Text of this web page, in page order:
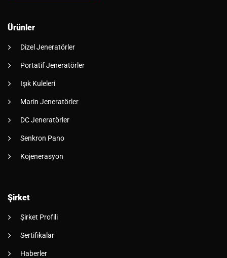
Ürünler
Dizel Jeneratörler
Portatif Jeneratörler
Işık Kuleleri
Marin Jeneratörler
DC Jeneratörler
Senkron Pano
Kojenerasyon
Şirket
Şirket Profili
Sertifikalar
Haberler